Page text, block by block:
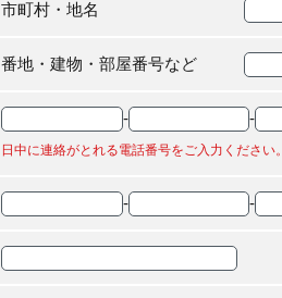
市町村・地名
番地・建物・部屋番号など
- -
日中に連絡がとれる電話番号をご入力ください。
- -